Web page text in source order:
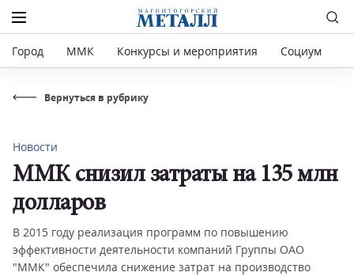
Город ММК Конкурсы и мероприятия Социум
Вернуться в рубрику
Новости
ММК снизил затраты на 135 млн
долларов
В 2015 году реализация программ по повышению
эффективности деятельности компаний Группы ОАО
"ММК" обеспечила снижение затрат на производство